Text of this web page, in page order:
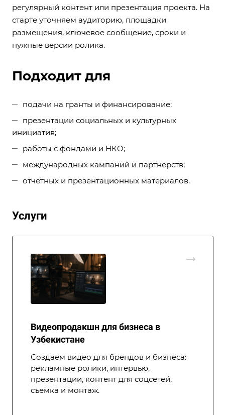
регулярный контент или презентация проекта. На
старте уточняем аудиторию, площадки
размещения, ключевое сообщение, сроки и
нужные версии ролика.
Подходит для
подачи на гранты и финансирование;
презентации социальных и культурных
инициатив;
работы с фондами и НКО;
международных кампаний и партнерств;
отчетных и презентационных материалов.
Услуги
Видеопродакшн для бизнеса в
Узбекистане
Создаем видео для брендов и бизнеса:
рекламные ролики, интервью,
презентации, контент для соцсетей,
съемка и монтаж.